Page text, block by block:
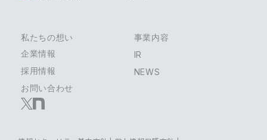
私たちの想い
事業内容
企業情報
IR
採用情報
NEWS
お問い合わせ